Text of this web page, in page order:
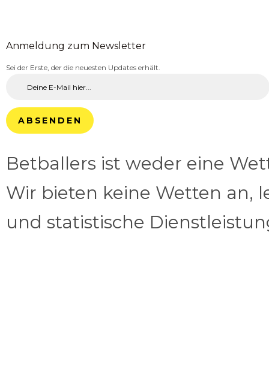
Anmeldung zum Newsletter
Sei der Erste, der die neuesten Updates erhält.
ABSENDEN
Betballers ist weder eine
Wir bieten keine Wetten an,
und statistische